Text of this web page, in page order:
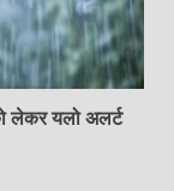
लेकर यलो अलर्ट